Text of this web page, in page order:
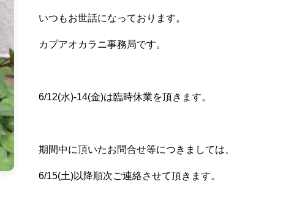
いつもお世話になっております。
カプアオカラニ事務局です。
6/12(水)-14(金)は臨時休業を頂きます。
期間中に頂いたお問合せ等につきましては、
6/15(土)以降順次ご連絡させて頂きます。